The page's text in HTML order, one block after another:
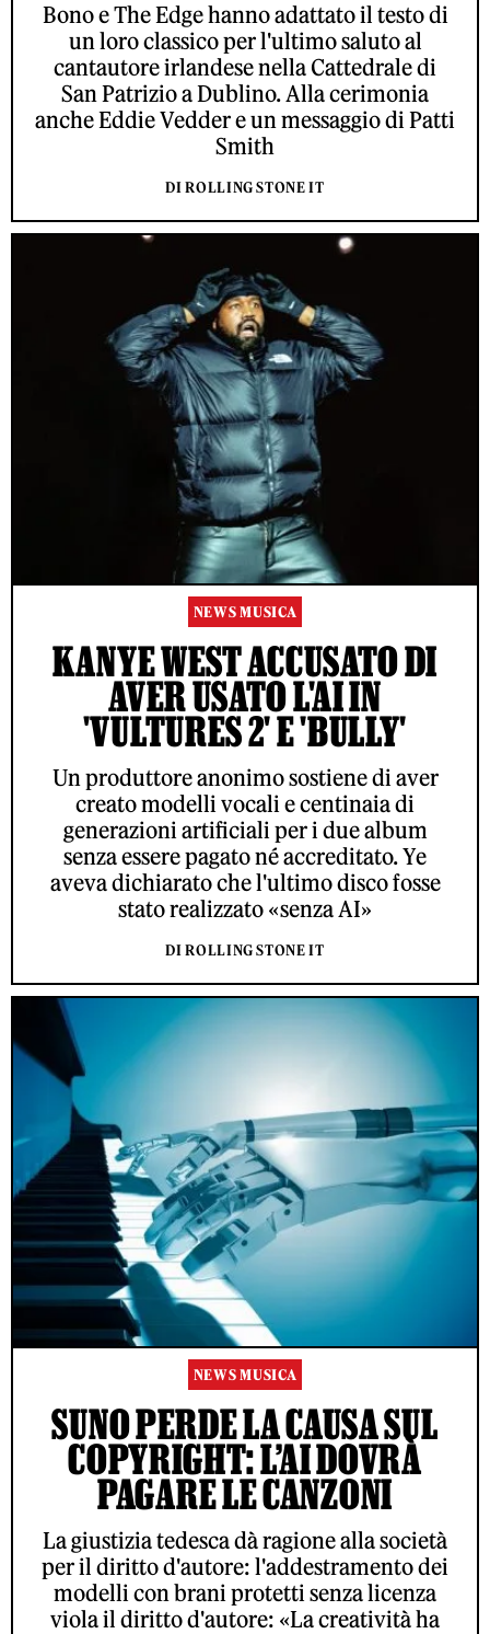
Bono e The Edge hanno adattato il testo di
un loro classico per l'ultimo saluto al
cantautore irlandese nella Cattedrale di
San Patrizio a Dublino. Alla cerimonia
anche Eddie Vedder e un messaggio di Patti
Smith
DI ROLLING STONE IT
NEWS MUSICA
KANYE WEST ACCUSATO DI
AVER USATO L'AI IN
'VULTURES 2' E 'BULLY'
Un produttore anonimo sostiene di aver
creato modelli vocali e centinaia di
generazioni artificiali per i due album
senza essere pagato né accreditato. Ye
aveva dichiarato che l'ultimo disco fosse
stato realizzato «senza AI»
DI ROLLING STONE IT
NEWS MUSICA
SUNO PERDE LA CAUSA SUL
COPYRIGHT: L’AI DOVRÀ
PAGARE LE CANZONI
La giustizia tedesca dà ragione alla società
per il diritto d'autore: l'addestramento dei
modelli con brani protetti senza licenza
viola il diritto d'autore: «La creatività ha